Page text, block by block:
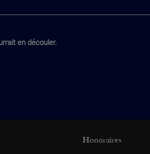
en découler.
Honoraires